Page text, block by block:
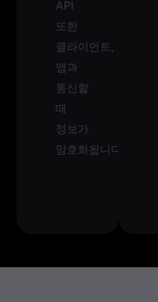
API
또한
클라이언트,
앱과
통신할
때
정보가
암호화됩니다.